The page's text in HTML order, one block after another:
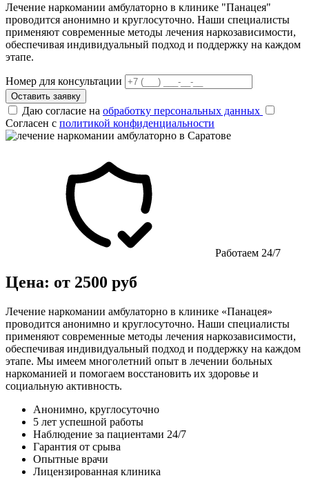
Лечение наркомании амбулаторно в клинике "Панацея"
проводится анонимно и круглосуточно. Наши специалисты
применяют современные методы лечения наркозависимости,
обеспечивая индивидуальный подход и поддержку на каждом
этапе.
Номер для консультации
Оставить заявку
Даю согласие на обработку персональных данных
Согласен с политикой конфиденциальности
Работаем 24/7
Цена: от 2500 руб
Лечение наркомании амбулаторно в клинике «Панацея»
проводится анонимно и круглосуточно. Наши специалисты
применяют современные методы лечения наркозависимости,
обеспечивая индивидуальный подход и поддержку на каждом
этапе. Мы имеем многолетний опыт в лечении больных
наркоманией и помогаем восстановить их здоровье и
социальную активность.
Анонимно, круглосуточно
5 лет успешной работы
Наблюдение за пациентами 24/7
Гарантия от срыва
Опытные врачи
Лицензированная клиника